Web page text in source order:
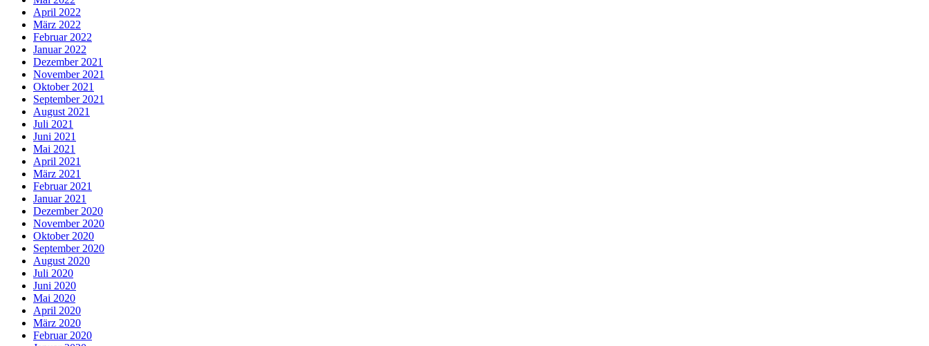
April 2022
März 2022
Februar 2022
Januar 2022
Dezember 2021
November 2021
Oktober 2021
September 2021
August 2021
Juli 2021
Juni 2021
Mai 2021
April 2021
März 2021
Februar 2021
Januar 2021
Dezember 2020
November 2020
Oktober 2020
September 2020
August 2020
Juli 2020
Juni 2020
Mai 2020
April 2020
März 2020
Februar 2020